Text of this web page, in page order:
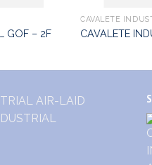
GOF – 2F
CAVALETE
CAVALETE